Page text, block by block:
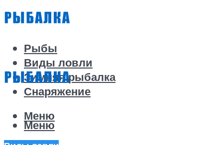
Рыбы
Виды ловли
Зимняя рыбалка
Снаряжение
Меню
Меню